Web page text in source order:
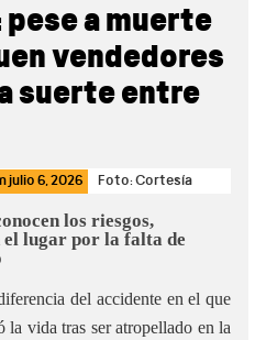
pese a muerte
vendedores
suerte entre
julio 6, 2026 Foto: Cortesía
los riesgos,
lugar por la falta de
del accidente en el que
la vida tras ser atropellado en la